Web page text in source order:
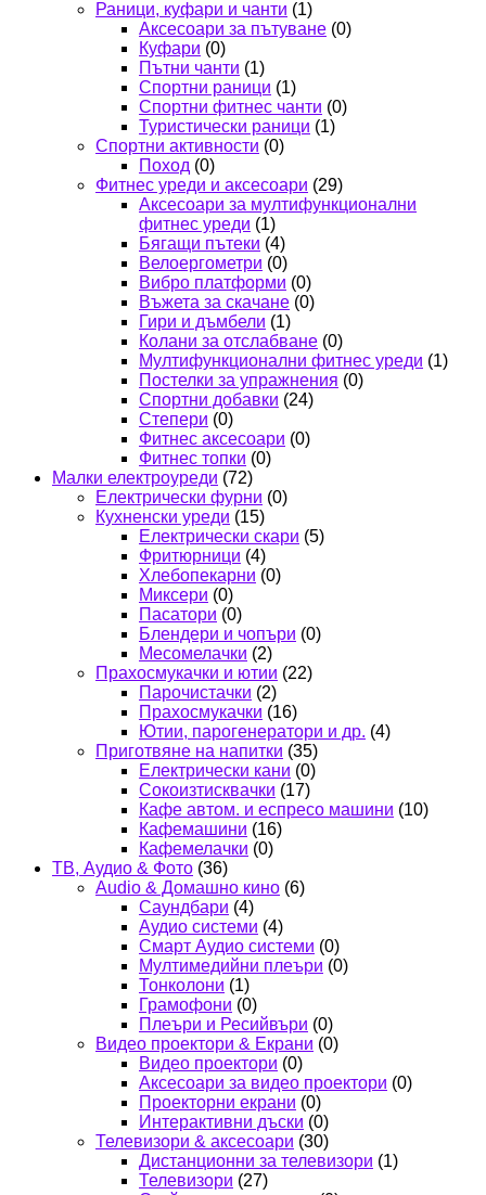
Раници, куфари и чанти (1)
Аксесоари за пътуване (0)
Куфари (0)
Пътни чанти (1)
Спортни раници (1)
Спортни фитнес чанти (0)
Туристически раници (1)
Спортни активности (0)
Поход (0)
Фитнес уреди и аксесоари (29)
Аксесоари за мултифункционални
фитнес уреди (1)
Бягащи пътеки (4)
Велоергометри (0)
Вибро платформи (0)
Въжета за скачане (0)
Гири и дъмбели (1)
Колани за отслабване (0)
Мултифункционални фитнес уреди (1)
Постелки за упражнения (0)
Спортни добавки (24)
Степери (0)
Фитнес аксесоари (0)
Фитнес топки (0)
Малки електроуреди (72)
Електрически фурни (0)
Кухненски уреди (15)
Електрически скари (5)
Фритюрници (4)
Хлебопекарни (0)
Миксери (0)
Пасатори (0)
Блендери и чопъри (0)
Месомелачки (2)
Прахосмукачки и ютии (22)
Парочистачки (2)
Прахосмукачки (16)
Ютии, парогенератори и др. (4)
Приготвяне на напитки (35)
Електрически кани (0)
Сокоизтисквачки (17)
Кафе автом. и еспресо машини (10)
Кафемашини (16)
Кафемелачки (0)
ТВ, Аудио & Фото (36)
Audio & Домашно кино (6)
Саундбари (4)
Аудио системи (4)
Смарт Аудио системи (0)
Мултимедийни плеъри (0)
Тонколони (1)
Грамофони (0)
Плеъри и Ресийвъри (0)
Видео проектори & Екрани (0)
Видео проектори (0)
Аксесоари за видео проектори (0)
Проекторни екрани (0)
Интерактивни дъски (0)
Телевизори & аксесоари (30)
Дистанционни за телевизори (1)
Телевизори (27)